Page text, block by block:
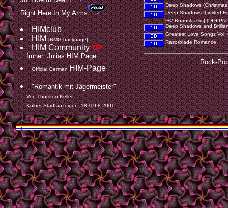
Right Here In My Arms
HIMclub
HIM [BMG backpage]
HIM CommunityTIP
früher: Julias HIM Page
Official GermanHIM-Page
"Romantik mit Jägermeister"
Von Thorsten Keller
Kölner Stadtanzeiger - 18./19.8.2001
Deep Shadows
Deep Shadows (Limited
[+2 Bonustracks]
Deep Shadows and
Greatest Love Songs Vol.
Razorblade Romance
Rock-